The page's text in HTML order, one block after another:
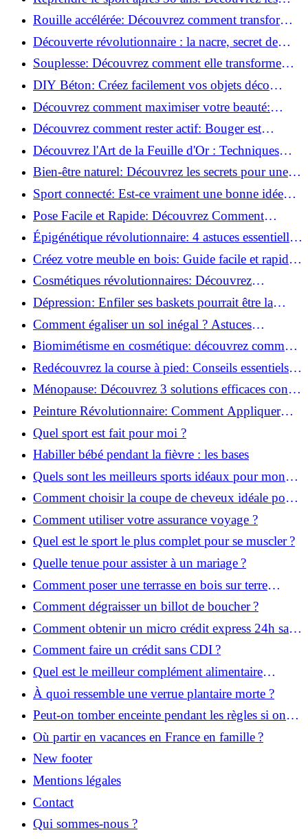
meilleures méthodes!
Rouille accélérée: Découvrez comment transformer
la corrosion en déco tendance!
Découverte révolutionnaire : la nacre, secret de
régénération inouï !
Souplesse: Découvrez comment elle transforme
votre performance sportive!
DIY Béton: Créez facilement vos objets déco
tendance!
Découvrez comment maximiser votre beauté:
Astuces et secrets révélés!
Découvrez comment rester actif: Bouger est
toujours possible!
Découvrez l'Art de la Feuille d'Or : Techniques
Incontournables pour Réussir!
Bien-être naturel: Découvrez les secrets pour une
vie saine!
Sport connecté: Est-ce vraiment une bonne idée
pour vous?
Pose Facile et Rapide: Découvrez Comment
Monter des Carreaux de Béton Cellulaire!
Épigénétique révolutionnaire: 4 astuces essentielles
pour transformer votre bien-être!
Créez votre meuble en bois: Guide facile et rapide
pour débutants!
Cosmétiques révolutionnaires: Découvrez
comment les fermes verticales transforment la
beauté!
Dépression: Enfiler ses baskets pourrait être la
solution!
Comment égaliser un sol inégal ? Astuces
infaillibles pour réussir !
Biomimétisme en cosmétique: découvrez comment
la nature inspire l'avenir des soins beauté!
Redécouvrez la course à pied: Conseils essentiels
pour reprendre!
Ménopause: Découvrez 3 solutions efficaces contre
les bouffées de chaleur!
Peinture Révolutionnaire: Comment Appliquer
Deux Couleurs Sur Une Porte!
Quel sport est fait pour moi ?
Habiller bébé pendant la fièvre : les bases
Quels sont les meilleurs sports idéaux pour mon
enfant ?
Comment choisir la coupe de cheveux idéale pour
votre visage ?
Comment utiliser votre assurance voyage ?
Quel est le sport le plus complet pour se muscler ?
Quelle tenue pour assister à un mariage ?
Comment poser une terrasse en bois sur terre
battue ?
Comment dégraisser un billot de boucher ?
Comment obtenir un micro crédit express 24h sans
justificatif ?
Comment faire un crédit sans CDI ?
Quel est le meilleur complément alimentaire
cheveux efficace ? Notre avis dans cet article
À quoi ressemble une verrue plantaire morte ?
Peut-on tomber enceinte pendant les règles si on
prend la pilule ?
Où partir en vacances en France en famille ?
New footer
Mentions légales
Contact
Qui sommes-nous ?